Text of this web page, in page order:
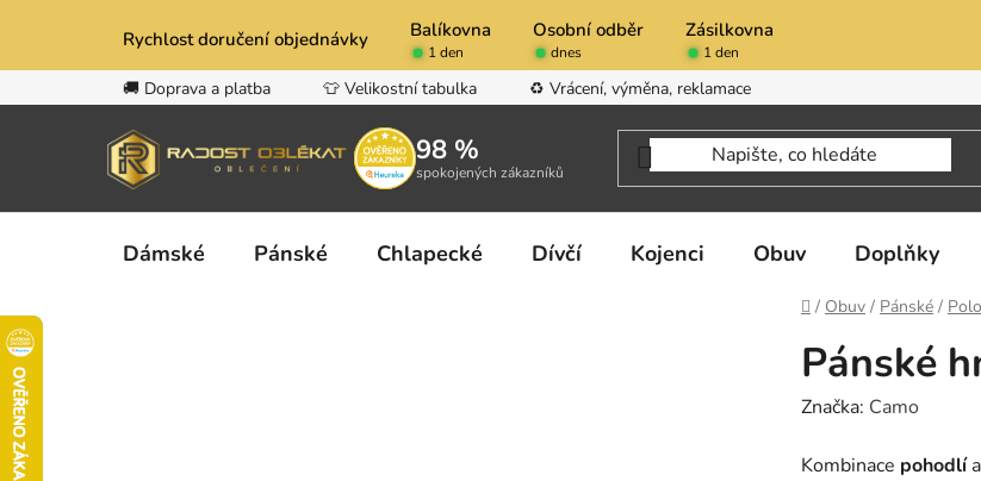
obsah
Rychlost doručení objednávky Balíkovna Osobní odběr Zásilkovna
1 den dnes 1 den
🚚 Doprava a platba 👕 Velikostní tabulka ♻️ Vrácení, výměna, reklamace
98 %
spokojených zákazníků
Dámské Pánské Chlapecké Dívčí Kojenci Obuv Doplňky
Domů
/ Obuv / Pánské /
Pánské
Značka: Camo
Kombinace pohodlía